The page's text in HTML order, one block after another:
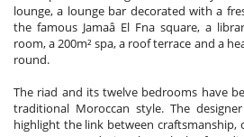
lounge, a lounge bar decorated with a
the famous Jamaâ El Fna square, a
room, a 200m² spa, a roof terrace and a
round.
The riad and its twelve bedrooms have
traditional Moroccan style. The
highlight the link between craftsmanship,